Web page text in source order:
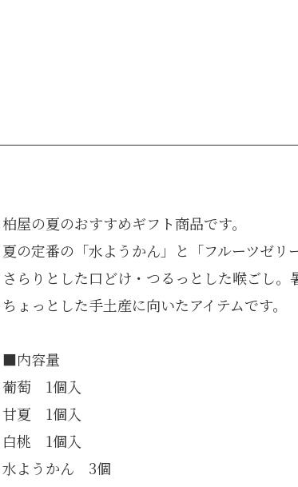
柏屋の夏のおすすめギフト商品です。
夏の定番の「水ようかん」と「フルーツゼリ
さらりとした口どけ・つるっとした喉ごし。
ちょっとした手土産に向いたアイテムです。
■内容量
葡萄 1個入
甘夏 1個入
白桃 1個入
水ようかん 3個